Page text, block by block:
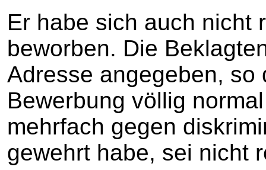
Er habe sich auch nicht
beworben. Die
Adresse angegeben, so
Bewerbung völlig
mehrfach gegen
gewehrt habe, sei nicht